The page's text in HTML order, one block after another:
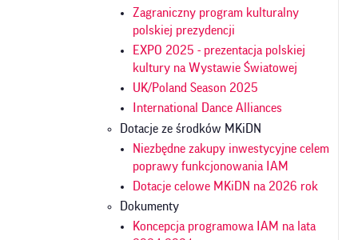
Zagraniczny program kulturalny
polskiej prezydencji
EXPO 2025 - prezentacja polskiej
kultury na Wystawie Światowej
UK/Poland Season 2025
International Dance Alliances
Dotacje ze środków MKiDN
Niezbędne zakupy inwestycyjne celem
poprawy funkcjonowania IAM
Dotacje celowe MKiDN na 2026 rok
Dokumenty
Koncepcja programowa IAM na lata